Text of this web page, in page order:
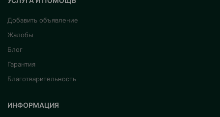
Добавить объявление
Жалобы
Блог
Гарантия
Благотварительность
ИНФОРМАЦИЯ